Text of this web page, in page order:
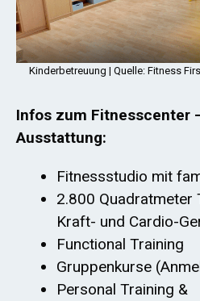
Kinderbetreuung | Quelle: Fitness
Infos zum Fitnesscenter
Ausstattung:
Fitnessstudio mit
2.800 Quadratmeter
Kraft- und Cardio-
Functional Training
Gruppenkurse
Personal Training &